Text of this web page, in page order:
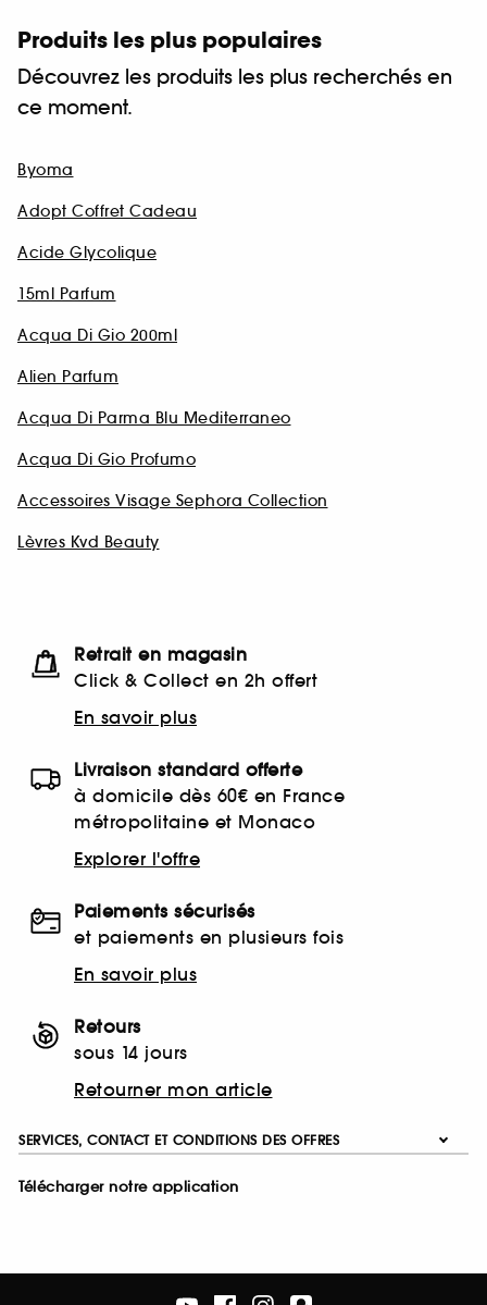
Produits les plus populaires
Découvrez les produits les plus recherchés en
ce moment.
Byoma
Adopt Coffret Cadeau
Acide Glycolique
15ml Parfum
Acqua Di Gio 200ml
Alien Parfum
Acqua Di Parma Blu Mediterraneo
Acqua Di Gio Profumo
Accessoires Visage Sephora Collection
Lèvres Kvd Beauty
Retrait en magasin
Click & Collect en 2h offert
En savoir plus
Livraison standard offerte
à domicile dès 60€ en France
métropolitaine et Monaco
Explorer l'offre
Paiements sécurisés
et paiements en plusieurs fois
En savoir plus
Retours
sous 14 jours
Retourner mon article
SERVICES, CONTACT ET CONDITIONS DES OFFRES
Télécharger notre application